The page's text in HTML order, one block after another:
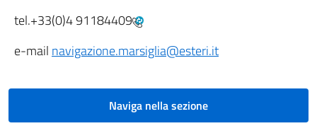
tel.+33(0)4 91184409
e-mail navigazione.marsiglia@esteri.it
Naviga nella sezione